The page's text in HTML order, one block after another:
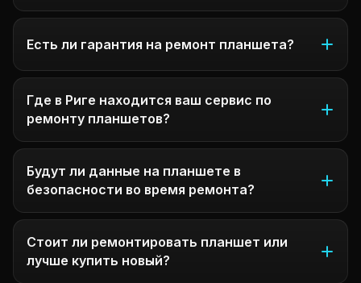
Есть ли гарантия на ремонт планшета?
Где в Риге находится ваш сервис по
ремонту планшетов?
Будут ли данные на планшете в
безопасности во время ремонта?
Стоит ли ремонтировать планшет или
лучше купить новый?